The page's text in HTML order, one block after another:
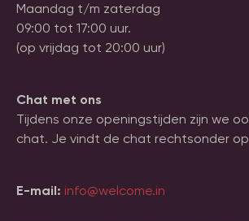
Maandag t/m zaterdag
09:00 tot 17:00 uur.
(op vrijdag tot 20:00 uur)
Chat met ons
Tijdens onze openingstijden zijn we
chat. Je vindt de chat rechtsonder
E-mail: info@welcome.in